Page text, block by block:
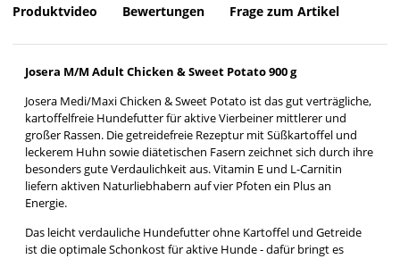
Produktvideo Bewertungen Frage zum Artikel
Josera M/M Adult Chicken & Sweet Potato 900 g
Josera Medi/Maxi Chicken & Sweet Potato ist das gut verträgliche,
kartoffelfreie Hundefutter für aktive Vierbeiner mittlerer und
großer Rassen. Die getreidefreie Rezeptur mit Süßkartoffel und
leckerem Huhn sowie diätetischen Fasern zeichnet sich durch ihre
besonders gute Verdaulichkeit aus. Vitamin E und L-Carnitin
liefern aktiven Naturliebhabern auf vier Pfoten ein Plus an
Energie.
Das leicht verdauliche Hundefutter ohne Kartoffel und Getreide
ist die optimale Schonkost für aktive Hunde - dafür bringt es